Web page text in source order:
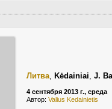
Литва, Kėdainiai, J.
4 сентября 2013 г., среда
Автор: Valius Kedainietis